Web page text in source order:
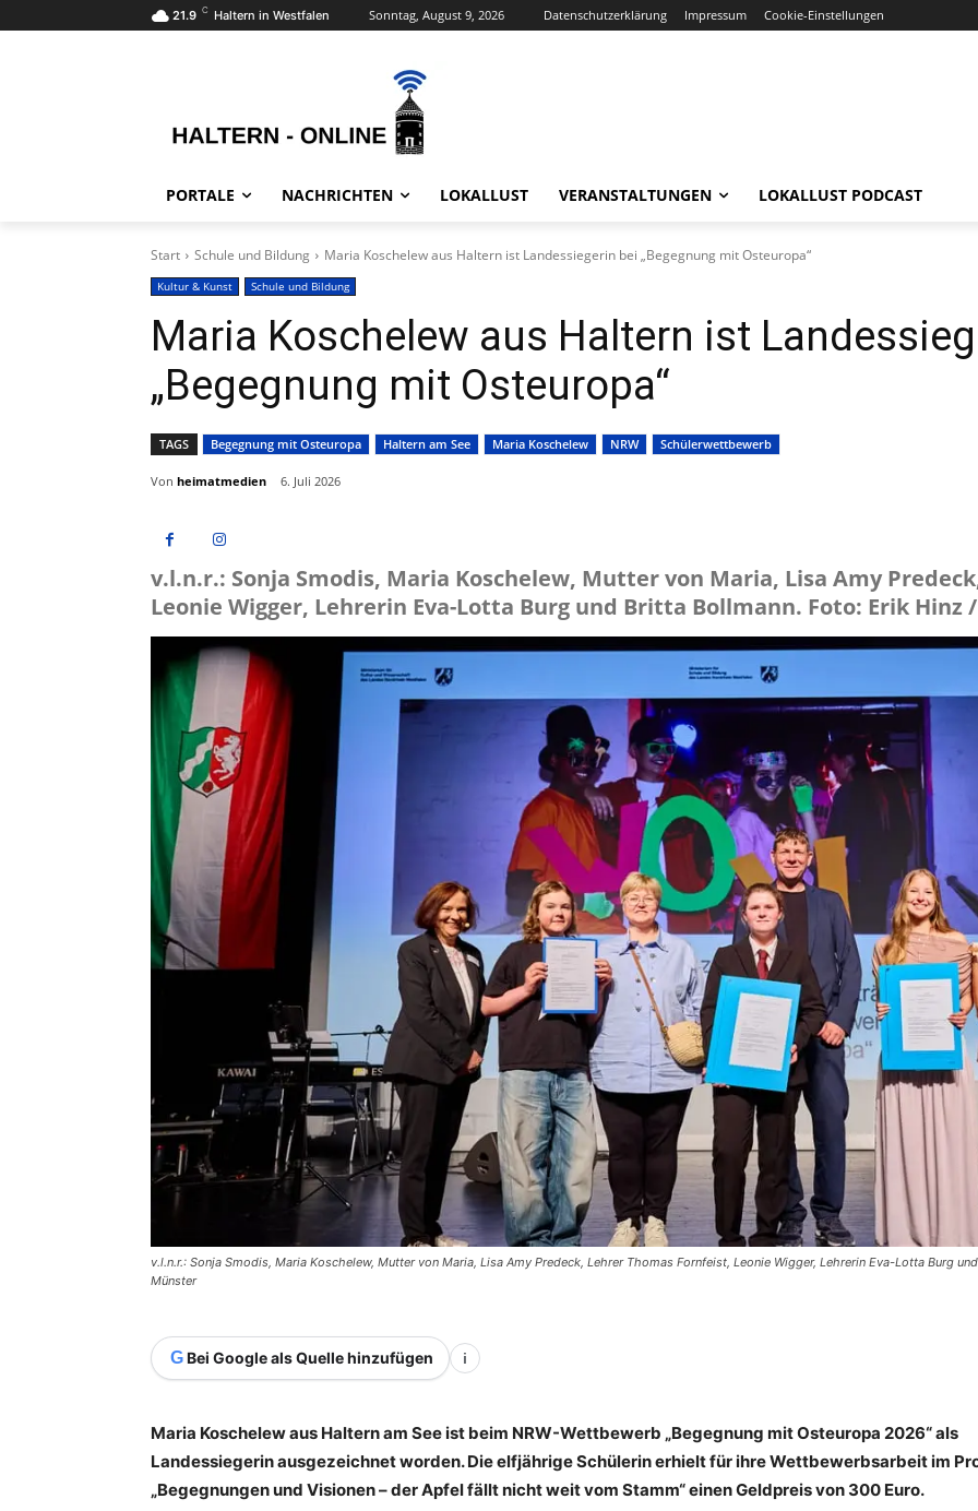
21.9 C Haltern in Westfalen Sonntag, August 9, 2026 Datenschutzerklärung Impressum Cookie-Einstellungen
PORTALE NACHRICHTEN LOKALLUST VERANSTALTUNGEN LOKALLUST PODCAST
Start Schule und Bildung Maria Koschelew aus Haltern ist Landessiegerin bei „Begegnung mit Osteuropa“
Kultur & Kunst Schule und Bildung
Maria Koschelew aus Haltern ist
„Begegnung mit Osteuropa“
TAGS Begegnung mit Osteuropa Haltern am See Maria Koschelew NRW Schülerwettbewerb
Von heimatmedien 6. Juli 2026
v.l.n.r.: Sonja Smodis, Maria Koschelew, Mutter von Maria, Lisa Amy
Leonie Wigger, Lehrerin Eva-Lotta Burg und Britta Bollmann. Foto: Erik
v.l.n.r.: Sonja Smodis, Maria Koschelew, Mutter von Maria, Lisa Amy Predeck, Lehrer Thomas Fornfeist, Leonie Wigger, Lehrerin Eva-Lotta Burg
Münster
G Bei Google als Quelle hinzufügen i
Maria Koschelew aus Haltern am See ist beim NRW-Wettbewerb „Begegnung mit Osteuropa 2026“ als
Landessiegerin ausgezeichnet worden. Die elfjährige Schülerin erhielt für ihre Wettbewerbsarbeit im
„Begegnungen und Visionen – der Apfel fällt nicht weit vom Stamm“ einen Geldpreis von 300 Euro.